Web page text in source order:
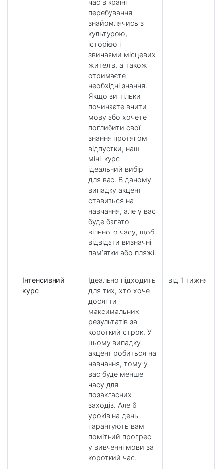
час в країні
перебування
знайомлячись з
культурою,
історією і
звичаями місцевих
жителів, а також
отримаєте
необхідні знання.
Якщо ви тільки
починаєте вчити
мову або хочете
поглибити свої
знання протягом
відпустки, наш
міні-курс –
ідеальний вибір
для вас. В даному
випадку акцент
ставиться на
навчання, але у вас
буде багато
вільного часу, щоб
відвідати визначні
пам’ятки або пляжі.
Інтенсивний
курс
Ідеально підходить
для тих, хто хоче
досягти
максимальних
результатів за
короткий строк. У
цьому випадку
акцент робиться на
навчання, тому у
вас буде менше
часу для
позакласних
заходів. Але 6
уроків на день
гарантують вам
помітний прогрес
у вивченні мови за
короткий час.
від 1 тижня